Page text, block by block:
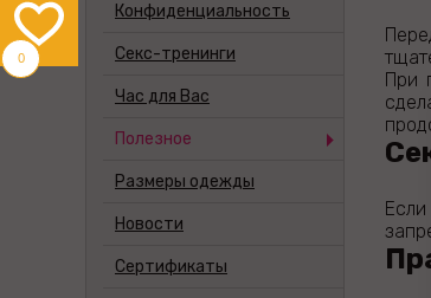
При
Конфиденциальность
Cекс-тренинги
Час для Вас
Полезное
Размеры одежды
Новости
Сертификаты
0